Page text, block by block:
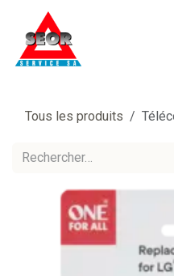
Se rendre au contenu
Tous les produits